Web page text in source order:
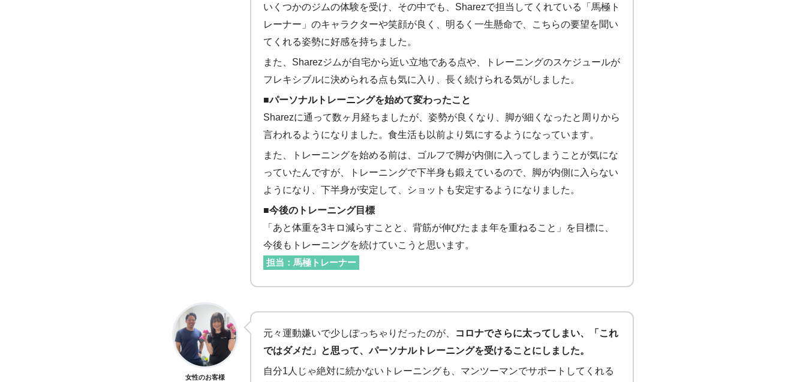
いくつかのジムの体験を受け、その中でも、Sharezで担当してくれている「馬極ト
レーナー」のキャラクターや笑顔が良く、明るく一生懸命で、こちらの要望を聞い
てくれる姿勢に好感を持ちました。
また、Sharezジムが自宅から近い立地である点や、トレーニングのスケジュールが
フレキシブルに決められる点も気に入り、長く続けられる気がしました。
■パーソナルトレーニングを始めて変わったこと
Sharezに通って数ヶ月経ちましたが、姿勢が良くなり、脚が細くなったと周りから
言われるようになりました。食生活も以前より気にするようになっています。
また、トレーニングを始める前は、ゴルフで脚が内側に入ってしまうことが気にな
っていたんですが、トレーニングで下半身も鍛えているので、脚が内側に入らない
ようになり、下半身が安定して、ショットも安定するようになりました。
■今後のトレーニング目標
「あと体重を3キロ減らすことと、背筋が伸びたまま年を重ねること」を目標に、
今後もトレーニングを続けていこうと思います。
担当：馬極トレーナー
女性のお客様
元々運動嫌いで少しぽっちゃりだったのが、
コロナでさらに太ってしまい、「これ
ではダメだ」と思って、パーソナルトレーニングを受けることにしました。
自分1人じゃ絶対に続かないトレーニングも、マンツーマンでサポートしてくれる